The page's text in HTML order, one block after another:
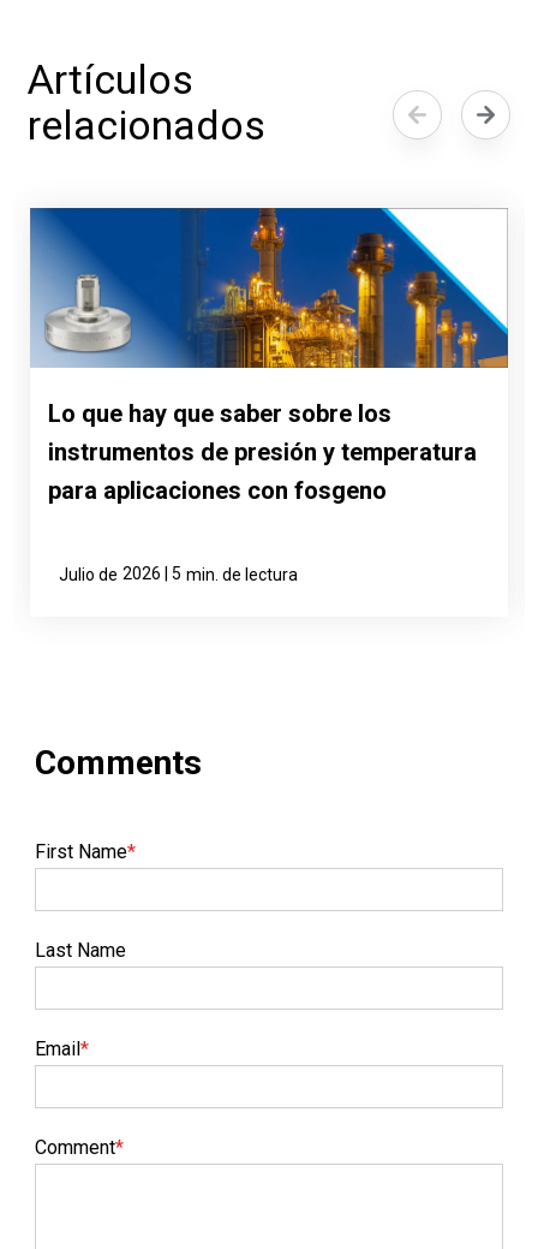
Artículos
relacionados
Lo que hay que saber sobre los
instrumentos de presión y temperatura
para aplicaciones con fosgeno
Julio de 2026 | 5 min. de lectura
First Name*
Last Name
Email*
Comment*